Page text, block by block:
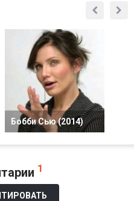
Бобби Сью (2014)
1